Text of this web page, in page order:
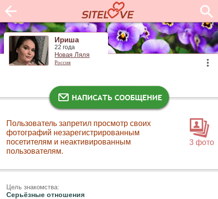
Ириша
22 года
Новая Ляля
Россия
3 фото
Пользователь запретил просмотр своих
фотографий незарегистрированным
посетителям и неактивированным
пользователям.
Цель знакомства:
Серьёзные отношения